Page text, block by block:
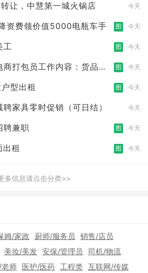
让，中慧第一城火锅店 今天
资费领价值5000电瓶车手 图 今天
工 图 今天
商打包员工作内容：货品分
图 今天
型出租 图 今天
聘家具零时促销（可日结） 今天
聘兼职 图 今天
出租 图 今天
多信息请点击分类>>
姆/家政 厨师/服务员 销售/店员
美妆/美发 安保/管理员 司机/物流
师 医护/医药 工程类 互联网/传媒